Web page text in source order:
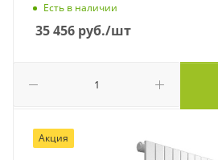
Есть в наличии
35 456 руб./шт
Акция